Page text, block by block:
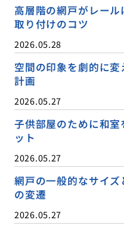
高層階の網戸がレー
取り付けのコツ
2026.05.28
空間の印象を劇的に
計画
2026.05.27
子供部屋のために和
ット
2026.05.27
網戸の一般的なサイ
の変遷
2026.05.27